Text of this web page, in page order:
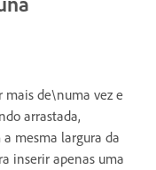
mais de\numa vez e
arrastada,
mesma largura da
inserir apenas uma